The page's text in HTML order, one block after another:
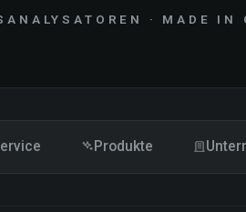
· MADE
Produkte